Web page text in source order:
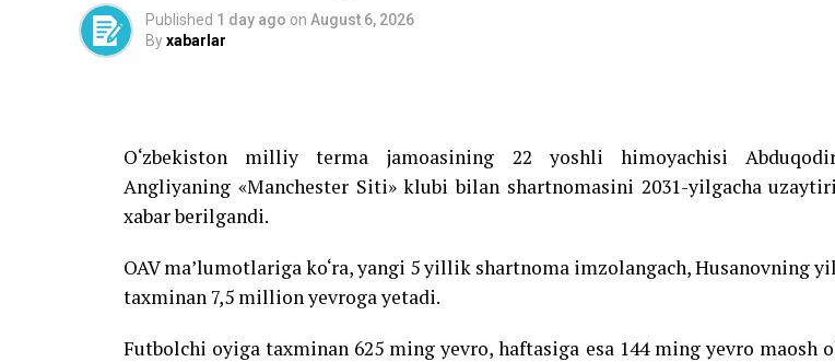
Published 1 day ago on August 6, 2026
Byxabarlar
O‘zbekiston milliy terma jamoasining 22 yoshli himoyachisi
Angliyaning «Manchester Siti» klubi bilan shartnomasini 2031-yilgacha
xabar berilgandi.
OAV ma’lumotlariga ko‘ra, yangi 5 yillik shartnoma imzolangach, Husanovning
taxminan 7,5 million yevroga yetadi.
Futbolchi oyiga taxminan 625 ming yevro, haftasiga esa 144 ming yevro maosh